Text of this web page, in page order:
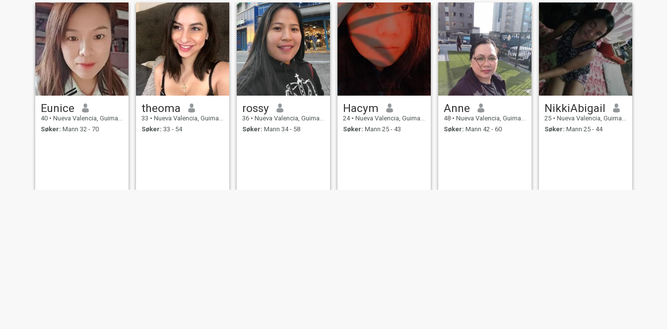
Eunice
40 • Nueva Valencia, Guimaras, Filippinene
Søker: Mann 32 - 70
theoma
33 • Nueva Valencia, Guimaras, Filippinene
Søker: 33 - 54
rossy
36 • Nueva Valencia, Guimaras, Filippinene
Søker: Mann 34 - 58
Hacym
24 • Nueva Valencia, Guimaras, Filippinene
Søker: Mann 25 - 43
Anne
48 • Nueva Valencia, Guimaras, Filippinene
Søker: Mann 42 - 60
NikkiAbigail
25 • Nueva Valencia, Guimaras, Filippinene
Søker: Mann 25 - 44